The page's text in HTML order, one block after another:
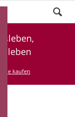
kaufen